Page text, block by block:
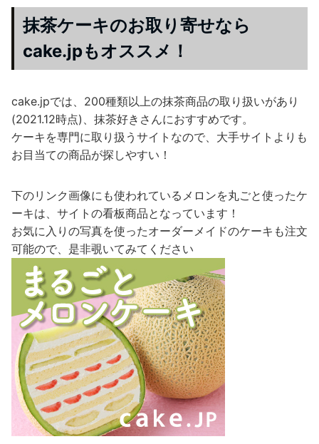
抹茶ケーキのお取り寄せなら
cake.jpもオススメ！
cake.jpでは、200種類以上の抹茶商品の取り扱いがあり
(2021.12時点)、抹茶好きさんにおすすめです。
ケーキを専門に取り扱うサイトなので、大手サイトよりも
お目当ての商品が探しやすい！
下のリンク画像にも使われているメロンを丸ごと使ったケ
ーキは、サイトの看板商品となっています！
お気に入りの写真を使ったオーダーメイドのケーキも注文
可能ので、是非覗いてみてください